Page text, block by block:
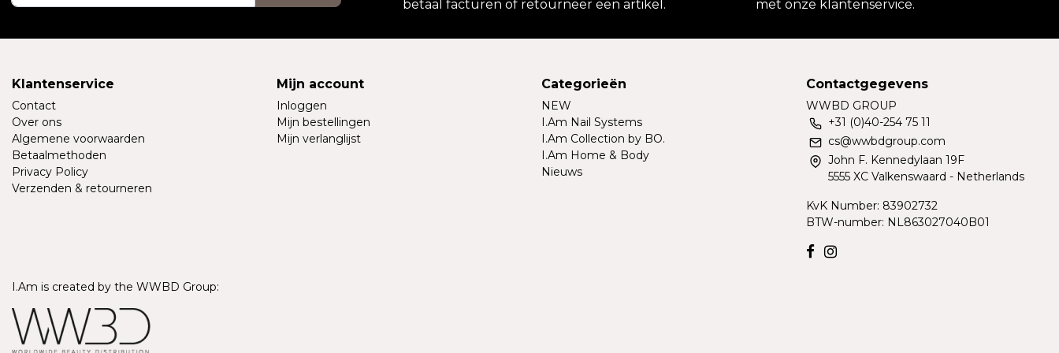
betaal facturen of retourneer een artikel. met onze klantenservice.
Klantenservice
Contact
Over ons
Algemene voorwaarden
Betaalmethoden
Privacy Policy
Verzenden & retourneren
Mijn account
Inloggen
Mijn bestellingen
Mijn verlanglijst
Categorieën
NEW
I.Am Nail Systems
I.Am Collection by BO.
I.Am Home & Body
Nieuws
Contactgegevens
WWBD GROUP
+31 (0)40-254 75 11
cs@wwbdgroup.com
John F. Kennedylaan 19F
5555 XC Valkenswaard - Netherlands
KvK Number: 83902732
BTW-number: NL863027040B01
I.Am is created by the WWBD Group: